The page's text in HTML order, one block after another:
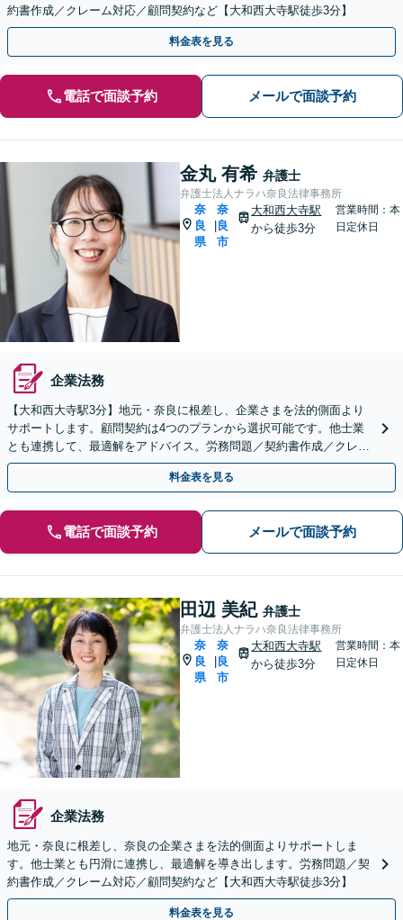
約書作成／クレーム対応／顧問契約など【大和西大寺駅徒歩3分】
料金表を見る
電話で面談予約 メールで面談予約
金丸 有希 弁護士
弁護士法人ナラハ奈良法律事務所
奈
良
県
奈
良
市
大和西大寺駅
から徒歩3分
営業時間：本
日定休日
企業法務
【大和西大寺駅3分】地元・奈良に根差し、企業さまを法的側面より
サポートします。顧問契約は4つのプランから選択可能です。他士業
とも連携して、最適解をアドバイス。労務問題／契約書作成／クレー
ム対応など【土曜・夜間対応可】
料金表を見る
電話で面談予約 メールで面談予約
田辺 美紀 弁護士
弁護士法人ナラハ奈良法律事務所
奈
良
県
奈
良
市
大和西大寺駅
から徒歩3分
営業時間：本
日定休日
企業法務
地元・奈良に根差し、奈良の企業さまを法的側面よりサポートしま
す。他士業とも円滑に連携し、最適解を導き出します。労務問題／契
約書作成／クレーム対応／顧問契約など【大和西大寺駅徒歩3分】
料金表を見る